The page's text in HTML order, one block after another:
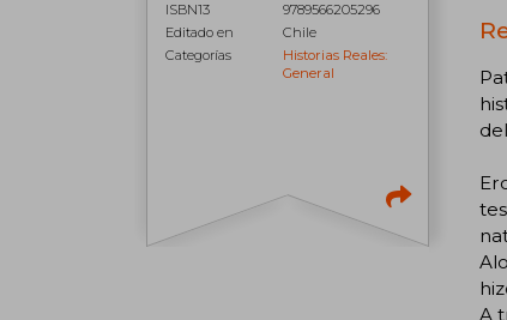
ISBN13
9789566205296
Editado en
Chile
Categorías
Historias Reales:
General
A